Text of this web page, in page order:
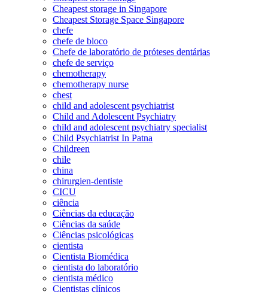
Cheapest storage in Singapore
Cheapest Storage Space Singapore
chefe
chefe de bloco
Chefe de laboratório de próteses dentárias
chefe de serviço
chemotherapy
chemotherapy nurse
chest
child and adolescent psychiatrist
Child and Adolescent Psychiatry
child and adolescent psychiatry specialist
Child Psychiatrist In Patna
Childreen
chile
china
chirurgien-dentiste
CICU
ciência
Ciências da educação
Ciências da saúde
Ciências psicológicas
cientista
Cientista Biomédica
cientista do laboratório
cientista médico
Cientistas clínicos